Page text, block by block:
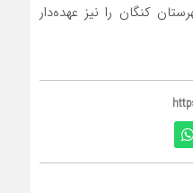
کنگان را نیز عهده‌دار